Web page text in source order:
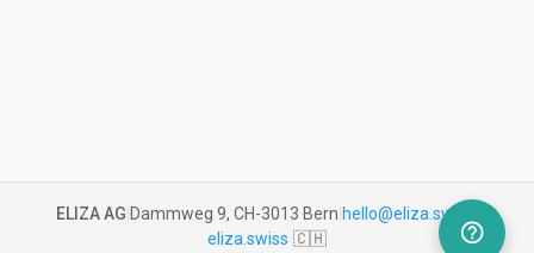
ELIZA AG Dammweg 9, CH-3013 Bern hello@eliza.swiss
eliza.swiss 🇨🇭 help_outline